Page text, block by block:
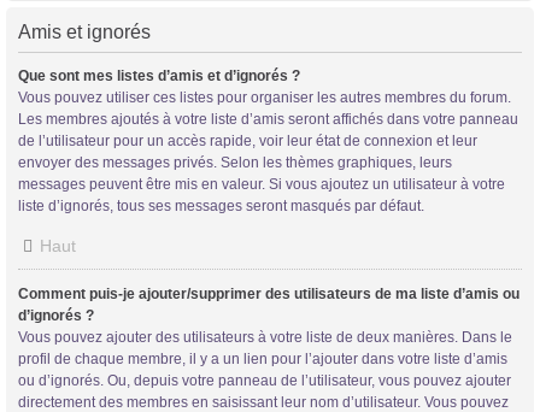
Amis et ignorés
Que sont mes listes d’amis et d’ignorés ?
Vous pouvez utiliser ces listes pour organiser les autres membres du forum.
Les membres ajoutés à votre liste d’amis seront affichés dans votre panneau
de l’utilisateur pour un accès rapide, voir leur état de connexion et leur
envoyer des messages privés. Selon les thèmes graphiques, leurs
messages peuvent être mis en valeur. Si vous ajoutez un utilisateur à votre
liste d’ignorés, tous ses messages seront masqués par défaut.
Haut
Comment puis-je ajouter/supprimer des utilisateurs de ma liste d’amis ou
d’ignorés ?
Vous pouvez ajouter des utilisateurs à votre liste de deux manières. Dans le
profil de chaque membre, il y a un lien pour l’ajouter dans votre liste d’amis
ou d’ignorés. Ou, depuis votre panneau de l’utilisateur, vous pouvez ajouter
directement des membres en saisissant leur nom d’utilisateur. Vous pouvez